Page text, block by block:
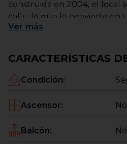
construida en 2004, el local
calle, lo que lo convierte en
negocio, oficina o actividad
Dispone de
sido totalmente reformado,
sin necesidad de realizar
Cuenta con una distribución
adaptarlo fácilmente a
Ver más
CARACTERÍSTICAS
Condición:
Ascensor: No
Balcón: No